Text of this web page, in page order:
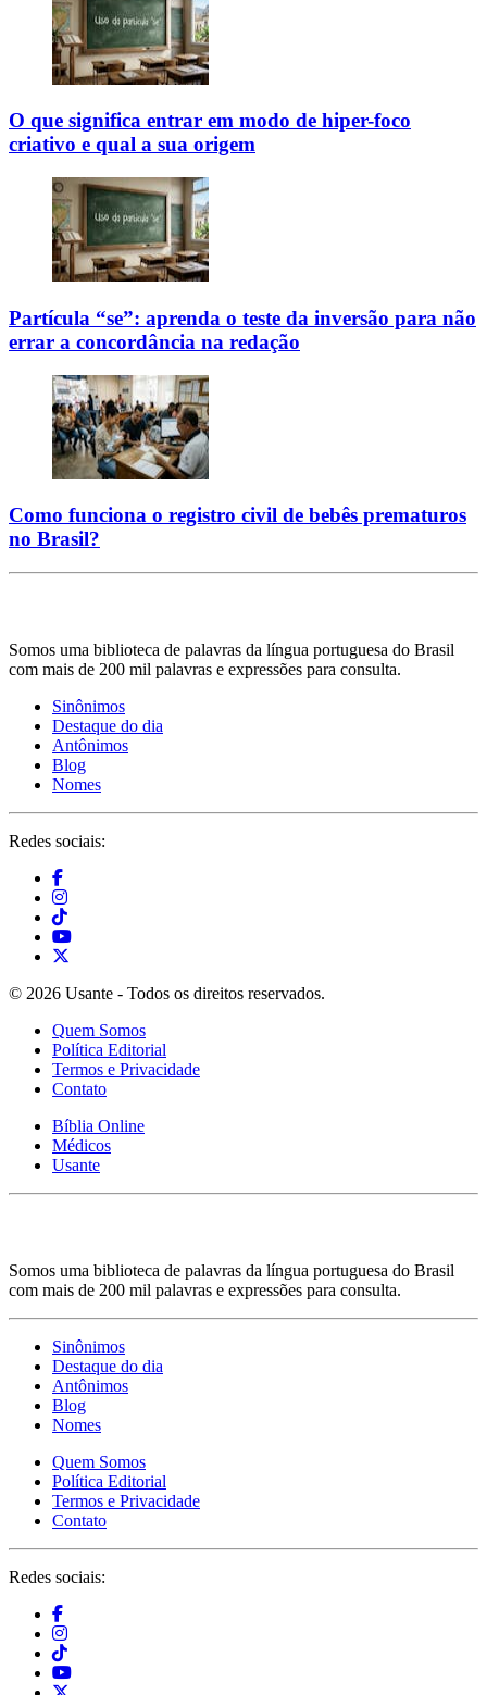
O que significa entrar em modo de hiper-foco
criativo e qual a sua origem
Partícula “se”: aprenda o teste da inversão para não
errar a concordância na redação
Como funciona o registro civil de bebês prematuros
no Brasil?
Somos uma biblioteca de palavras da língua portuguesa do Brasil
com mais de 200 mil palavras e expressões para consulta.
Sinônimos
Destaque do dia
Antônimos
Blog
Nomes
Redes sociais:
© 2026 Usante - Todos os direitos reservados.
Quem Somos
Política Editorial
Termos e Privacidade
Contato
Bíblia Online
Médicos
Usante
Somos uma biblioteca de palavras da língua portuguesa do Brasil
com mais de 200 mil palavras e expressões para consulta.
Sinônimos
Destaque do dia
Antônimos
Blog
Nomes
Quem Somos
Política Editorial
Termos e Privacidade
Contato
Redes sociais: